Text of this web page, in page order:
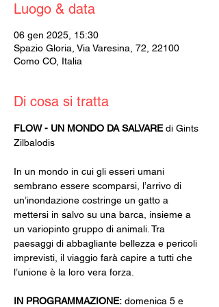
Luogo & data
06 gen 2025, 15:30
Spazio Gloria, Via Varesina, 72, 22100
Como CO, Italia
Di cosa si tratta
FLOW - UN MONDO DA SALVARE di Gints
Zilbalodis
In un mondo in cui gli esseri umani
sembrano essere scomparsi, l’arrivo di
un’inondazione costringe un gatto a
mettersi in salvo su una barca, insieme a
un variopinto gruppo di animali. Tra
paesaggi di abbagliante bellezza e pericoli
imprevisti, il viaggio farà capire a tutti che
l’unione è la loro vera forza.
IN PROGRAMMAZIONE: domenica 5 e